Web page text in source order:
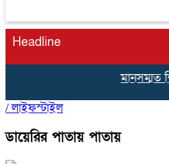
Headline
মানসম্মত
/লাইফস্টাইল
ডায়েরির পাতায় পাতায়